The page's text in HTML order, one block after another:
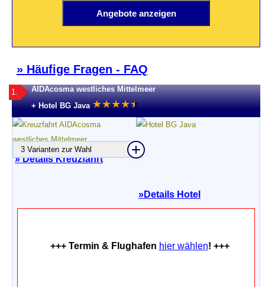
» Häufige Fragen - FAQ
1.
AIDAcosma westliches Mittelmeer
+ Hotel BG Java ★★★★★
★
» Details Kreuzfahrt
3 Varianten zur Wahl
»Details Hotel
+++ Termin & Flughafen hier wählen! +++